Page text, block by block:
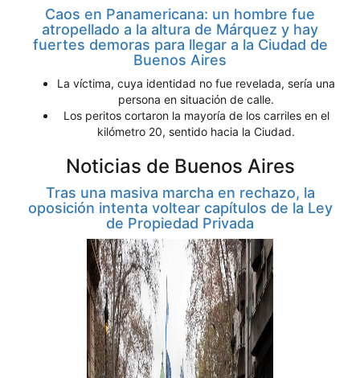
Caos en Panamericana: un hombre fue
atropellado a la altura de Márquez y hay
fuertes demoras para llegar a la Ciudad de
Buenos Aires
La víctima, cuya identidad no fue revelada, sería una
persona en situación de calle.
Los peritos cortaron la mayoría de los carriles en el
kilómetro 20, sentido hacia la Ciudad.
Noticias de Buenos Aires
Tras una masiva marcha en rechazo, la
oposición intenta voltear capítulos de la Ley
de Propiedad Privada